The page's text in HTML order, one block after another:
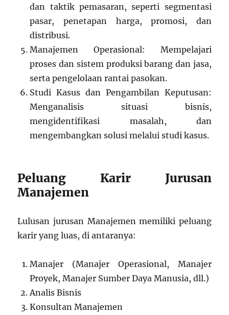
dan taktik pemasaran, seperti segmentasi
pasar, penetapan harga, promosi, dan
distribusi.
Manajemen Operasional: Mempelajari
proses dan sistem produksi barang dan jasa,
serta pengelolaan rantai pasokan.
Studi Kasus dan Pengambilan Keputusan:
Menganalisis situasi bisnis,
mengidentifikasi masalah, dan
mengembangkan solusi melalui studi kasus.
Peluang Karir Jurusan
Manajemen
Lulusan jurusan Manajemen memiliki peluang
karir yang luas, di antaranya:
Manajer (Manajer Operasional, Manajer
Proyek, Manajer Sumber Daya Manusia, dll.)
Analis Bisnis
Konsultan Manajemen